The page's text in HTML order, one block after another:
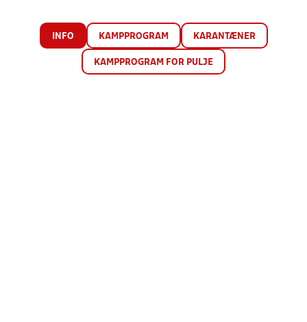
INFO KAMPPROGRAM KARANTÆNER
KAMPPROGRAM FOR PULJE